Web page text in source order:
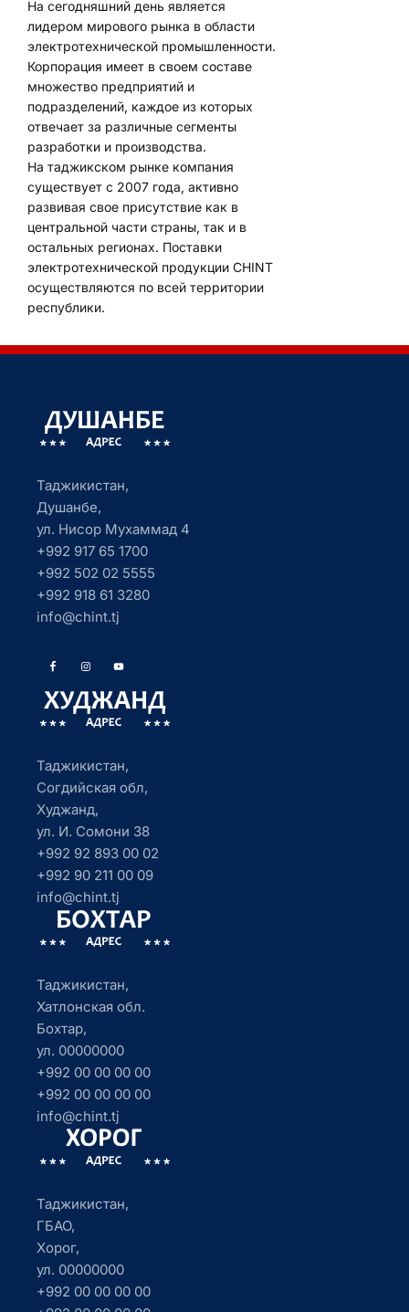
На сегодняшний день является
лидером мирового рынка в области
электротехнической промышленности.
Корпорация имеет в своем составе
множество предприятий и
подразделений, каждое из которых
отвечает за различные сегменты
разработки и производства.
На таджикском рынке компания
существует с 2007 года, активно
развивая свое присутствие как в
центральной части страны, так и в
остальных регионах. Поставки
электротехнической продукции CHINT
осуществляются по всей территории
республики.
Таджикистан,
Душанбе,
ул. Нисор Мухаммад 4
+992 917 65 1700
+992 502 02 5555
+992 918 61 3280
info@chint.tj
Таджикистан,
Согдийская обл,
Худжанд,
ул. И. Сомони 38
+992 92 893 00 02
+992 90 211 00 09
info@chint.tj
Таджикистан,
Хатлонская обл.
Бохтар,
ул. 00000000
+992 00 00 00 00
+992 00 00 00 00
info@chint.tj
Таджикистан,
ГБАО,
Хорог,
ул. 00000000
+992 00 00 00 00